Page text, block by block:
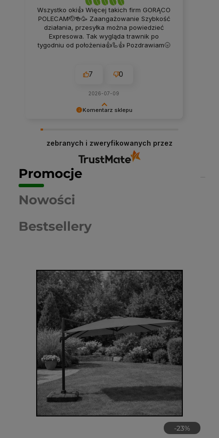
Komentarz sklepu
jakość naszych usług. Mamy nadzieję, że już
teraz sprostaliśmy Twoim wymaganiom i wrócisz
Wszystko oki👍 Więcej takich firm GORĄCO
POLECAM🫡🍻🥳 Zaangażowanie Szybkość
działania, przesyłka można powiedzieć
Expresowa. Tak wygląda trawnik po
tygodniu od położenia👍🦾👍 Pozdrawiam🌝
7 0
2026-07-09
zebranych i zweryfikowanych przez
Promocje
Nowości
Bestsellery
-21%